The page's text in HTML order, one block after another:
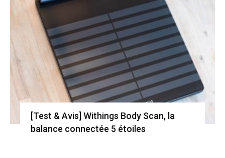
[Test & Avis] Withings Body Scan, la
balance connectée 5 étoiles